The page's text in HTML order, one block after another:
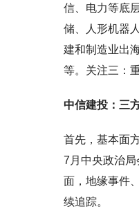
信、电力等底
储、人形机器
建和制造业出
等。关注三：
中信建投：三
首先，基本面
7月中央政治
面，地缘事件
续追踪。